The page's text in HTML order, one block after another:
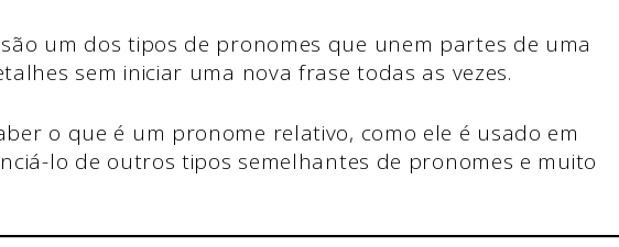
um dos tipos de pronomes que unem partes de uma
sem iniciar uma nova frase todas as vezes.
o que é um pronome relativo, como ele é usado em
lo de outros tipos semelhantes de pronomes e muito